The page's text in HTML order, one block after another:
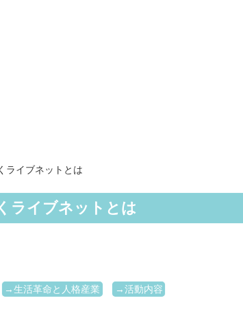
ライブネットとは
ライブネットとは
→生活革命と人格産業 →活動内容